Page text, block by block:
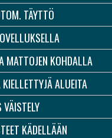
TÄYTTÖ
MATTOJEN KOHDALLA
ALUEITA
VÄISTELY
KÄDELLÄÄN